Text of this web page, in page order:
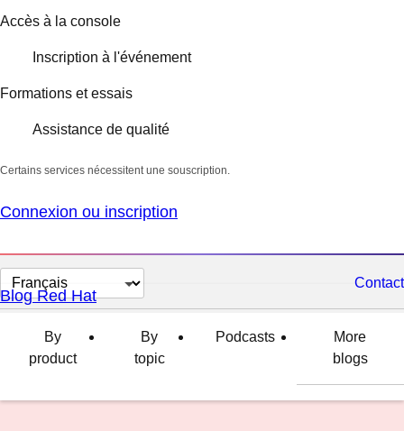
Accès à la console
Inscription à l'événement
Formations et essais
Assistance de qualité
Certains services nécessitent une souscription.
Connexion ou inscription
Changer
la
langue
Contact
Blog Red Hat
By
product
By
topic
Podcasts
More
blogs